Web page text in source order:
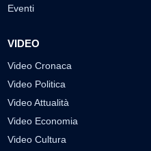
Eventi
VIDEO
Video Cronaca
Video Politica
Video Attualità
Video Economia
Video Cultura